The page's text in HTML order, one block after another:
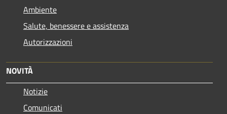
Ambiente
Salute, benessere e assistenza
Autorizzazioni
NOVITÀ
Notizie
Comunicati